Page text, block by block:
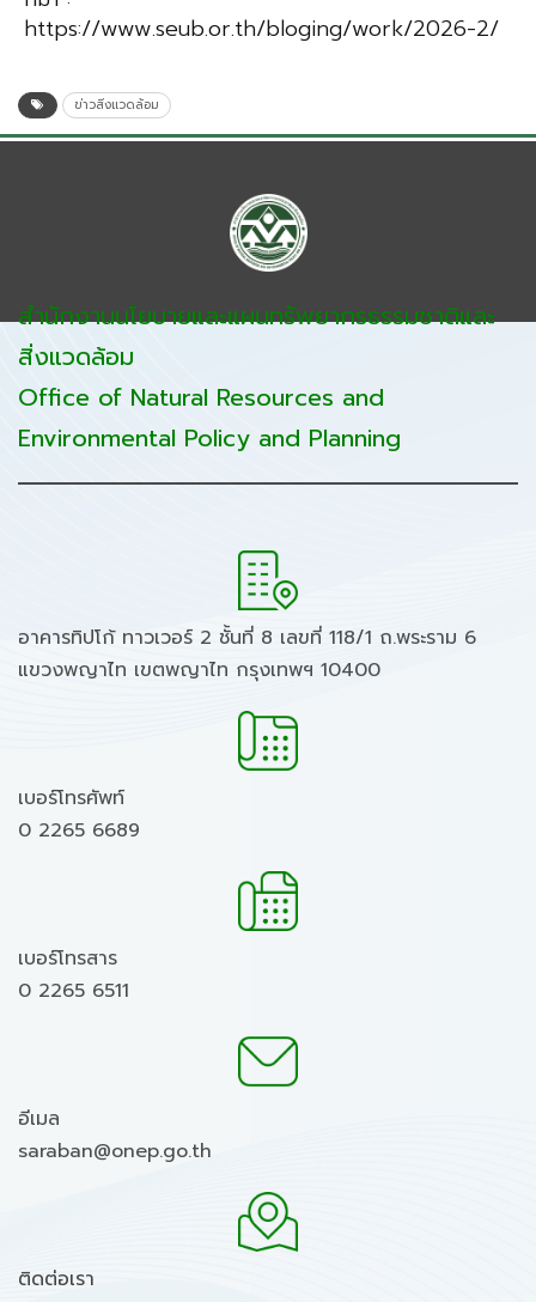
https://www.seub.or.th/bloging/work/2026-2/
ข่าวสิ่งแวดล้อม
สำนักงานนโยบายและแผนทรัพยากรธรรมชาติและ
สิ่งแวดล้อม
Office of Natural Resources and
Environmental Policy and Planning
อาคารทิปโก้ ทาวเวอร์ 2 ชั้นที่ 8 เลขที่ 118/1 ถ.พระราม 6
แขวงพญาไท เขตพญาไท กรุงเทพฯ 10400
เบอร์โทรศัพท์
0 2265 6689
เบอร์โทรสาร
0 2265 6511
อีเมล
saraban@onep.go.th
ติดต่อเรา